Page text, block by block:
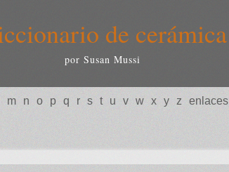
de cerámica
por Susan Mussi
m n o p q r s t u v w x y z enlaces